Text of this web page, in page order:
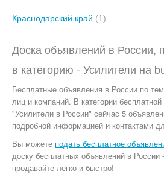
Краснодарский край (1)
Доска объявлений в России,
в категорию - Усилители на
Бесплатные объявления в России по
лиц и компаний. В категории
"Усилители в России" сейчас 5
подробной информацией и контактами
Вы можете подать бесплатное
доску бесплатных объявлений в России
продавайте легко и быстро!